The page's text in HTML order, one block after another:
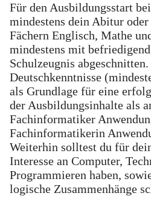
Für den Ausbildungsstart
mindestens dein Abitur
Fächern Englisch, Mathe
mindestens mit
Schulzeugnis
Deutschkenntnisse
als Grundlage für eine
der Ausbildungsinhalte als
Fachinformatiker
Fachinformatikerin
Weiterhin solltest du für
Interesse an Computer,
Programmieren haben,
logische Zusammenhänge